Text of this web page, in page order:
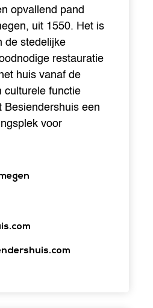
opvallend pand
uit 1550. Het is
de stedelijke
restauratie
huis vanaf de
culturele functie
een
voor